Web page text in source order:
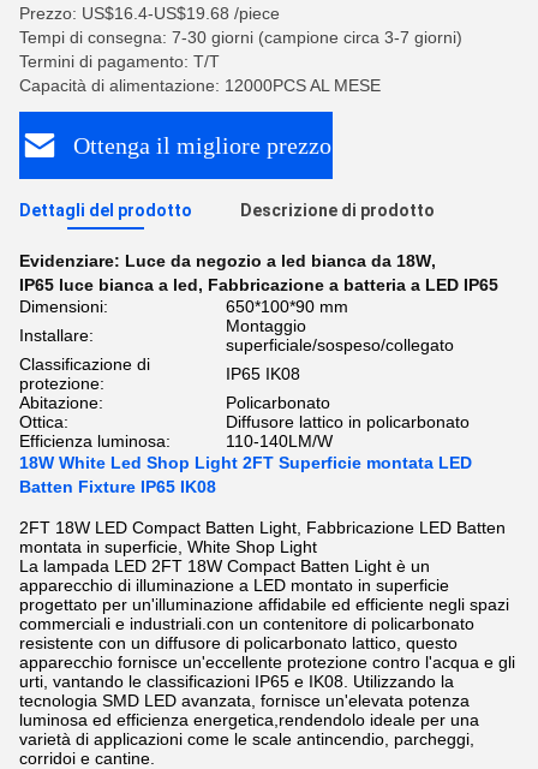
Prezzo: US$16.4-US$19.68 /piece
Tempi di consegna: 7-30 giorni (campione circa 3-7 giorni)
Termini di pagamento: T/T
Capacità di alimentazione: 12000PCS AL MESE
Ottenga il migliore prezzo
Dettagli del prodotto Descrizione di prodotto
Evidenziare: Luce da negozio a led bianca da 18W,
IP65 luce bianca a led, Fabbricazione a batteria a LED IP65
Dimensioni:
650*100*90 mm
Installare:
Montaggio
superficiale/sospeso/collegato
Classificazione di
protezione:
IP65 IK08
Abitazione:
Policarbonato
Ottica:
Diffusore lattico in policarbonato
Efficienza luminosa:
110-140LM/W
18W White Led Shop Light 2FT Superficie montata LED
Batten Fixture IP65 IK08
2FT 18W LED Compact Batten Light, Fabbricazione LED Batten
montata in superficie, White Shop Light
La lampada LED 2FT 18W Compact Batten Light è un
apparecchio di illuminazione a LED montato in superficie
progettato per un'illuminazione affidabile ed efficiente negli spazi
commerciali e industriali.con un contenitore di policarbonato
resistente con un diffusore di policarbonato lattico, questo
apparecchio fornisce un'eccellente protezione contro l'acqua e gli
urti, vantando le classificazioni IP65 e IK08. Utilizzando la
tecnologia SMD LED avanzata, fornisce un'elevata potenza
luminosa ed efficienza energetica,rendendolo ideale per una
varietà di applicazioni come le scale antincendio, parcheggi,
corridoi e cantine.